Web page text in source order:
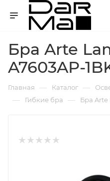
Бра Arte
A7603AP-
Главная — Каталог —
— Гибкие бра — Бра Arte